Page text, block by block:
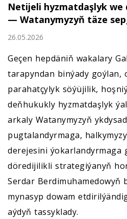
Netijeli hyzmatdaşlyk
— Watanymyzyň täze
26.05.2026
Geçen hepdäniň wakalary
tarapyndan binýady goýlan,
parahatçylyk söýüjilik,
deňhukukly hyzmatdaşlyk
arkaly Watanymyzyň
pugtalandyrmaga,
derejesini ýokarlandyrmaga
döredijilikli strategiýanyň
Serdar Berdimuhamedowyň
mynasyp dowam
aýdyň tassyklady.